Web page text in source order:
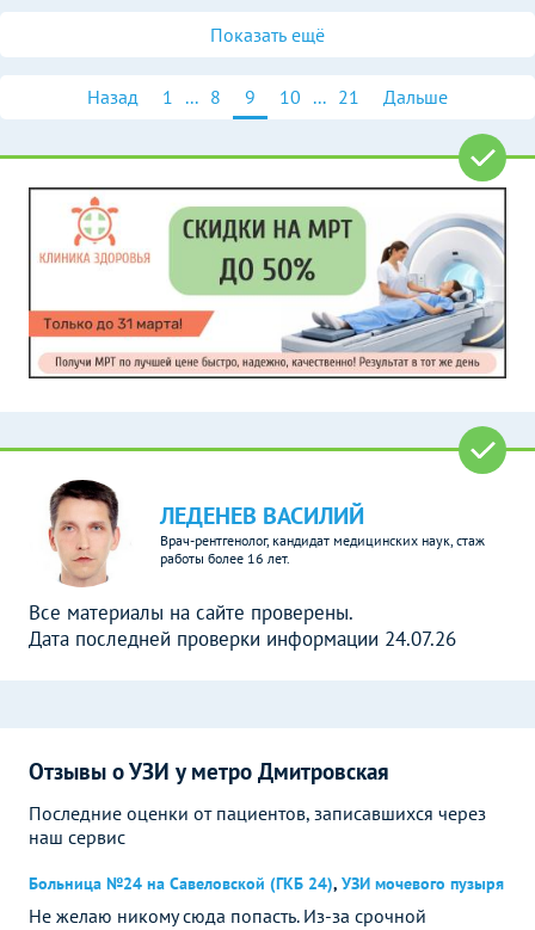
Показать ещё
Назад 1 ... 8 9 10 ... 21 Дальше
ЛЕДЕНЕВ ВАСИЛИЙ
Врач-рентгенолог, кандидат медицинских наук, стаж
работы более 16 лет.
Все материалы на сайте проверены.
Дата последней проверки информации 24.07.26
Отзывы о УЗИ у метро Дмитровская
Последние оценки от пациентов, записавшихся через
наш сервис
Больница №24 на Савеловской (ГКБ 24), УЗИ мочевого пузыря
Не желаю никому сюда попасть. Из-за срочной